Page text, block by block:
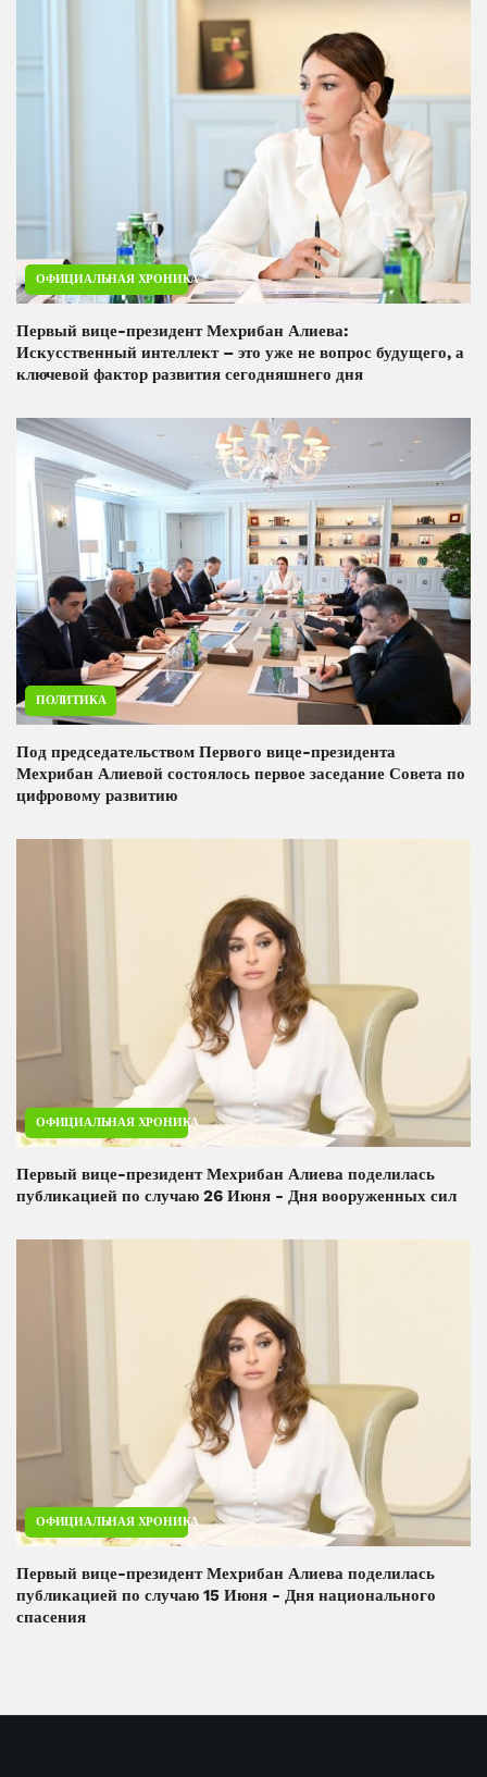
ОФИЦИАЛЬНАЯ ХРОНИКА
Первый вице-президент Мехрибан Алиева:
Искусственный интеллект – это уже не вопрос будущего, а
ключевой фактор развития сегодняшнего дня
ПОЛИТИКА
Под председательством Первого вице-президента
Мехрибан Алиевой состоялось первое заседание Совета по
цифровому развитию
ОФИЦИАЛЬНАЯ ХРОНИКА
Первый вице-президент Мехрибан Алиева поделилась
публикацией по случаю 26 Июня - Дня вооруженных сил
ОФИЦИАЛЬНАЯ ХРОНИКА
Первый вице-президент Мехрибан Алиева поделилась
публикацией по случаю 15 Июня - Дня национального
спасения